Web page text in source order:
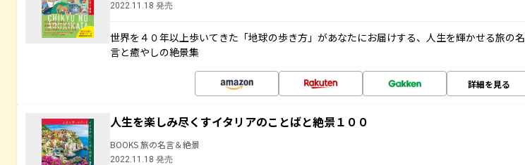
2022.11.18 発売
世界を４０年以上歩いてきた「地球の歩き方」があなたにお届けする、人生を輝かせる旅の名
言と癒やしの絶景集
詳細を見る
人生を楽しみ尽くすイタリアのことばと絶景１００
BOOKS 旅の名言＆絶景
2022.11.18 発売